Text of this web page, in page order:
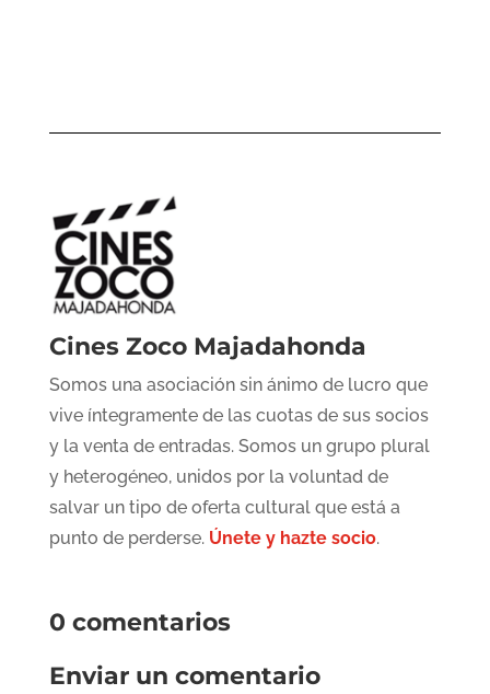
Cines Zoco Majadahonda
Somos una asociación sin ánimo de lucro que
vive íntegramente de las cuotas de sus socios
y la venta de entradas. Somos un grupo plural
y heterogéneo, unidos por la voluntad de
salvar un tipo de oferta cultural que está a
punto de perderse. Únete y hazte socio.
0 comentarios
Enviar un comentario